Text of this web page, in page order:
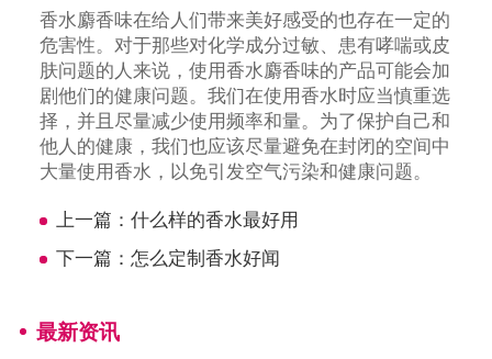
香水麝香味在给人们带来美好感受的也存在一定的
危害性。对于那些对化学成分过敏、患有哮喘或皮
肤问题的人来说，使用香水麝香味的产品可能会加
剧他们的健康问题。我们在使用香水时应当慎重选
择，并且尽量减少使用频率和量。为了保护自己和
他人的健康，我们也应该尽量避免在封闭的空间中
大量使用香水，以免引发空气污染和健康问题。
上一篇： 什么样的香水最好用
下一篇： 怎么定制香水好闻
最新资讯